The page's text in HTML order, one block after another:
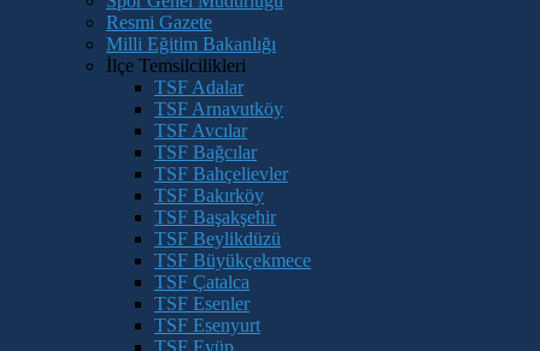
Resmi Gazete
Milli Eğitim Bakanlığı
İlçe Temsilcilikleri
TSF Adalar
TSF Arnavutköy
TSF Avcılar
TSF Bağcılar
TSF Bahçelievler
TSF Bakırköy
TSF Başakşehir
TSF Beylikdüzü
TSF Büyükçekmece
TSF Çatalca
TSF Esenler
TSF Esenyurt
TSF Eyüp